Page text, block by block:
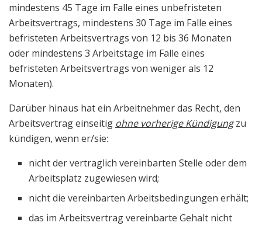
mindestens 45 Tage im Falle eines unbefristeten
Arbeitsvertrags, mindestens 30 Tage im Falle eines
befristeten Arbeitsvertrags von 12 bis 36 Monaten
oder mindestens 3 Arbeitstage im Falle eines
befristeten Arbeitsvertrags von weniger als 12
Monaten).
Darüber hinaus hat ein Arbeitnehmer das Recht, den
Arbeitsvertrag einseitig ohne vorherige Kündigungzu
kündigen, wenn er/sie:
nicht der vertraglich vereinbarten Stelle oder dem
Arbeitsplatz zugewiesen wird;
nicht die vereinbarten Arbeitsbedingungen erhält;
das im Arbeitsvertrag vereinbarte Gehalt nicht